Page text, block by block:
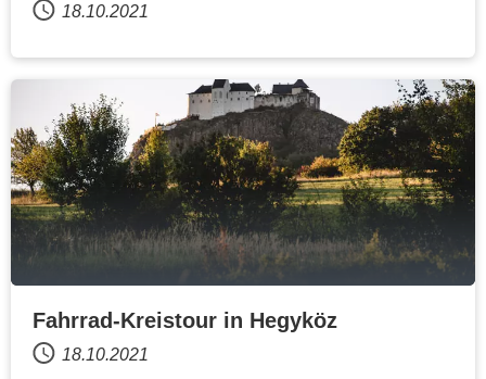
18.10.2021
Fahrrad-Kreistour in Hegyköz
18.10.2021